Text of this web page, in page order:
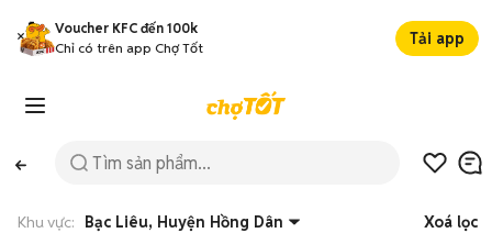
Voucher KFC đến 100k
Chỉ có trên app Chợ Tốt
Tải app
Khu vực: Bạc Liêu, Huyện Hồng Dân Xoá lọc